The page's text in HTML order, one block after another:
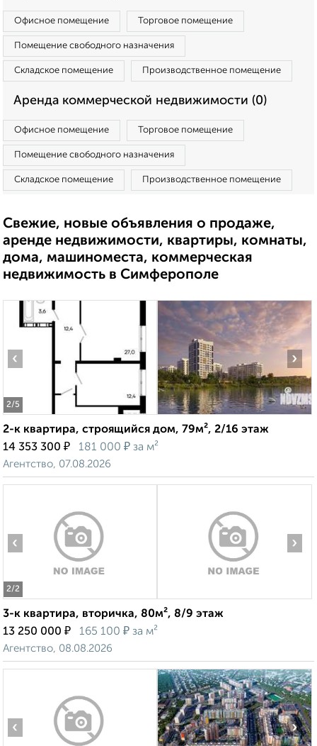
Офисное помещение Торговое помещение
Помещение свободного назначения
Складское помещение Производственное помещение
Аренда коммерческой недвижимости (0)
Офисное помещение Торговое помещение
Помещение свободного назначения
Складское помещение Производственное помещение
Свежие, новые объявления о продаже,
аренде недвижимости, квартиры, комнаты,
дома, машиноместа, коммерческая
недвижимость в Симферополе
2/5
‹ ›
2-к квартира, строящийся дом, 79м², 2/16 этаж
14 353 300 ₽ 181 000 ₽ за м²
Агентство, 07.08.2026
2/2
‹ ›
3-к квартира, вторичка, 80м², 8/9 этаж
13 250 000 ₽ 165 100 ₽ за м²
Агентство, 08.08.2026
‹ ›